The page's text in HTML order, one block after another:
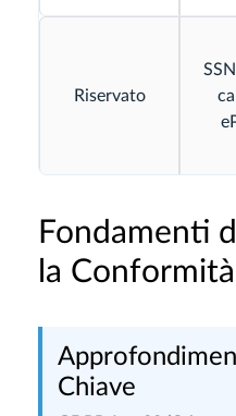
Riservato
Fondamenti
la Conformità
Chiave